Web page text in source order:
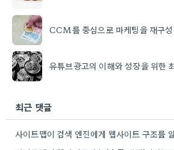
CCM를 중심으로 마케팅을 재구
유튜브광고의 이해와 성장을 위한
최근 댓글